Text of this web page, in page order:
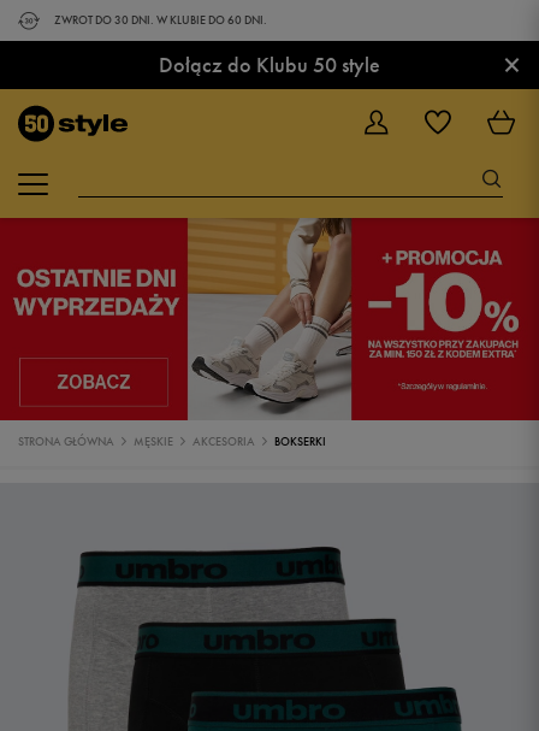
ZWROT DO 30 DNI. W KLUBIE DO 60 DNI.
Dołącz do Klubu 50 style ×
STRONA GŁÓWNA MĘSKIE AKCESORIA BOKSERKI